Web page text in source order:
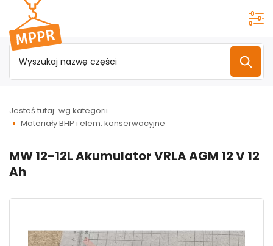
Przejdź do
menu
głównego
Jesteś tutaj: wg kategorii
Materiały BHP i elem. konserwacyjne
MW 12-12L Akumulator VRLA AGM 12 V 12
Ah